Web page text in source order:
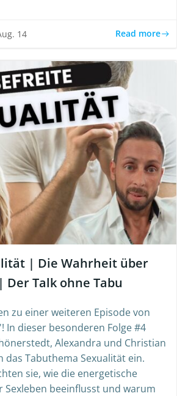
14 Read more
| Die Wahrheit über
Der Talk ohne Tabu
zu einer weiteren Episode von
In dieser besonderen Folge #4
Alexandra und Christian
das Tabuthema Sexualität ein.
sie, wie die energetische
Sexleben beeinflusst und warum